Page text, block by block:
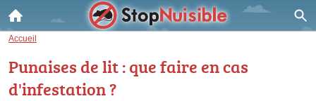
Accueil
Punaises de lit : que faire en cas
d'infestation ?